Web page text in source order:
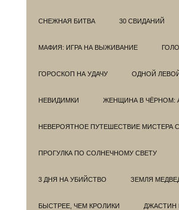
СНЕЖНАЯ БИТВА 30 СВИДАНИЙ
МАФИЯ: ИГРА НА ВЫЖИВАНИЕ
ГОРОСКОП НА УДАЧУ ОДНОЙ
НЕВИДИМКИ ЖЕНЩИНА В ЧЁРНОМ:
НЕВЕРОЯТНОЕ ПУТЕШЕСТВИЕ МИСТЕРА
ПРОГУЛКА ПО СОЛНЕЧНОМУ СВЕТУ
3 ДНЯ НА УБИЙСТВО ЗЕМЛЯ
БЫСТРЕЕ, ЧЕМ КРОЛИКИ ДЖАСТИН